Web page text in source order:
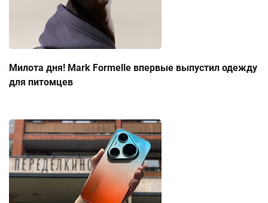
Милота дня! Mark Formelle впервые выпустил одежду
для питомцев